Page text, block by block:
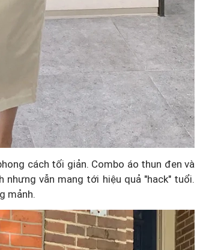
cách tối giản. Combo áo thun đen và
vẫn mang tới hiệu quả "hack" tuổi.
mảnh.